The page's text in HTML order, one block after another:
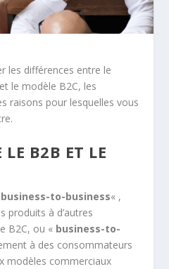
les différences entre le
le modèle B2C, les
raisons pour lesquelles vous
LE B2B ET LE
business-to-business« ,
produits à d’autres
B2C, ou « business-to-
à des consommateurs
modèles commerciaux